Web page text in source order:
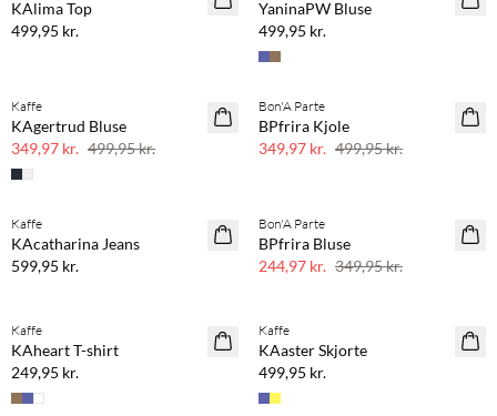
KAlima Top
499,95 kr.
YaninaPW Bluse
499,95 kr.
SAVE20
30% rabat
Kaffe
KAgertrud Bluse
349,97 kr. 499,95 kr.
SAVE20
30% rabat
Bon'A Parte
BPfrira Kjole
349,97 kr. 499,95 kr.
NYHED
Køb min. 2 & spar 20%
Kaffe
KAcatharina Jeans
599,95 kr.
SAVE20
Bon'A Parte
BPfrira Bluse
244,97 kr. 349,95 kr.
NYHED
Kaffe
KAheart T-shirt
249,95 kr.
NYHED
Kaffe
KAaster Skjorte
499,95 kr.
Køb min. 2 & spar 20%